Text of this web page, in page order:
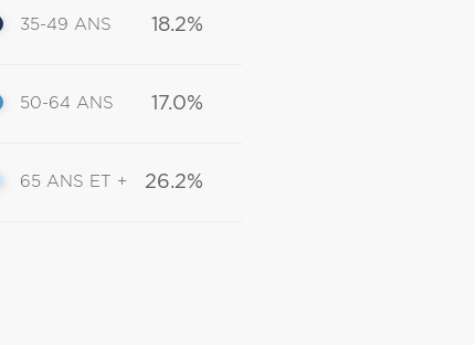
35-49 ANS 18.2%
50-64 ANS 17.0%
65 ANS ET + 26.2%